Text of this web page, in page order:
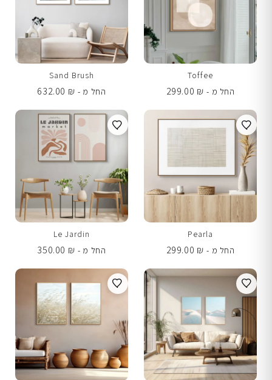
Toffee
החל מ -
299.00 ₪
Sand Brush
החל מ -
632.00 ₪
Pearla
החל מ -
299.00 ₪
Le Jardin
החל מ -
350.00 ₪